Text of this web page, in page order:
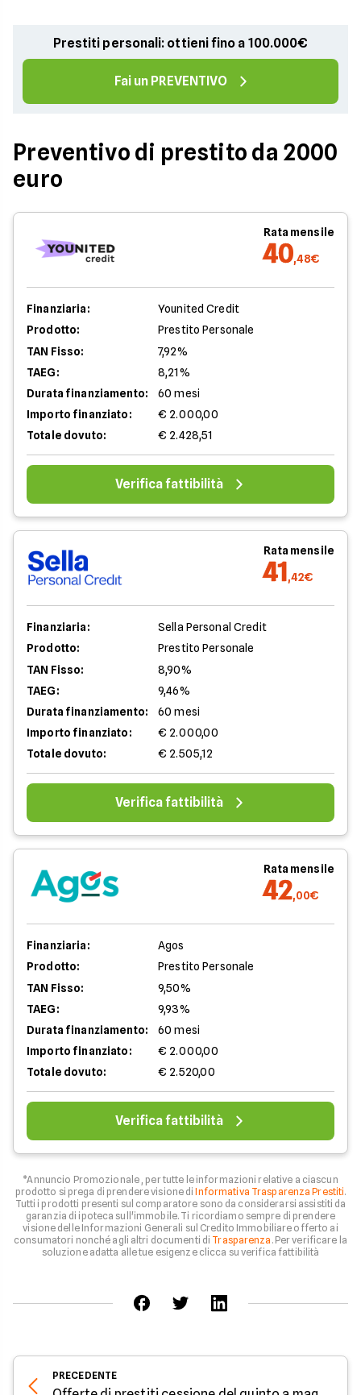
Prestiti personali: ottieni fino a 100.000€
Fai un PREVENTIVO
Preventivo di prestito da 2000
euro
Rata mensile
40,48€
Finanziaria:
Younited Credit
Prodotto:
Prestito Personale
TAN Fisso:
7,92%
TAEG:
8,21%
Durata finanziamento:
60 mesi
Importo finanziato:
€ 2.000,00
Totale dovuto:
€ 2.428,51
Verifica fattibilità
Rata mensile
41,42€
Finanziaria:
Sella Personal Credit
Prodotto:
Prestito Personale
TAN Fisso:
8,90%
TAEG:
9,46%
Durata finanziamento:
60 mesi
Importo finanziato:
€ 2.000,00
Totale dovuto:
€ 2.505,12
Verifica fattibilità
Rata mensile
42,00€
Finanziaria:
Agos
Prodotto:
Prestito Personale
TAN Fisso:
9,50%
TAEG:
9,93%
Durata finanziamento:
60 mesi
Importo finanziato:
€ 2.000,00
Totale dovuto:
€ 2.520,00
Verifica fattibilità
*Annuncio Promozionale , per tutte le informazioni relative a ciascun
prodotto si prega di prendere visione diInformativa Trasparenza Prestiti.
Tutti i prodotti presenti sul comparatore sono da considerarsi assistiti da
garanzia di ipoteca sull'immobile. Ti ricordiamo sempre di prendere
visione delle Informazioni Generali sul Credito Immobiliare offerto ai
consumatori nonché agli altri documenti di Trasparenza . Per verificare la
soluzione adatta alle tue esigenze clicca su verifica fattibilità
PRECEDENTE